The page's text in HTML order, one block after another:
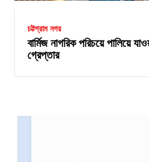
চট্টগ্রাম নগর
বার্মিজ নাগরিক পরিচয়ে পালিয়ে
গ্রেপ্তার